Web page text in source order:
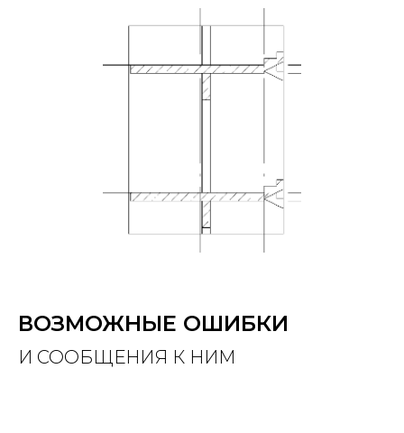
ВОЗМОЖНЫЕ ОШИБКИ
И СООБЩЕНИЯ К НИМ